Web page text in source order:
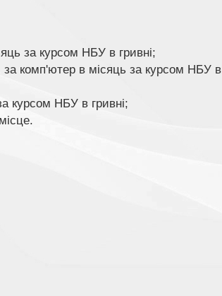
за курсом НБУ в гривні;
за комп'ютер в місяць за курсом НБУ в
курсом НБУ в гривні;